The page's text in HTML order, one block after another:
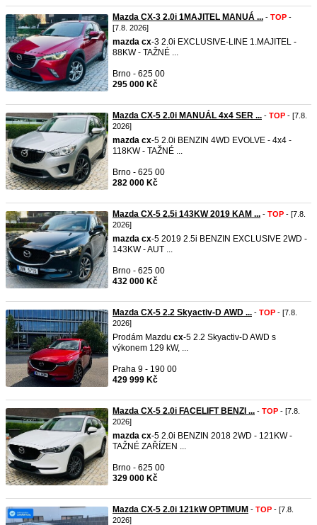
Mazda CX-3 2.0i 1MAJITEL MANUÁ ... - TOP -
[7.8. 2026]
mazda cx-3 2.0i EXCLUSIVE-LINE 1.MAJITEL -
88KW - TAŽNÉ ...
Brno - 625 00
295 000 Kč
Mazda CX-5 2.0i MANUÁL 4x4 SER ... - TOP - [7.8.
2026]
mazda cx-5 2.0i BENZIN 4WD EVOLVE - 4x4 -
118KW - TAŽNÉ ...
Brno - 625 00
282 000 Kč
Mazda CX-5 2.5i 143KW 2019 KAM ... - TOP - [7.8.
2026]
mazda cx-5 2019 2.5i BENZIN EXCLUSIVE 2WD -
143KW - AUT ...
Brno - 625 00
432 000 Kč
Mazda CX-5 2.2 Skyactiv-D AWD ... - TOP - [7.8.
2026]
Prodám Mazdu cx-5 2.2 Skyactiv-D AWD s
výkonem 129 kW, ...
Praha 9 - 190 00
429 999 Kč
Mazda CX-5 2.0i FACELIFT BENZI ... - TOP - [7.8.
2026]
mazda cx-5 2.0i BENZIN 2018 2WD - 121KW -
TAŽNÉ ZAŘÍZEN ...
Brno - 625 00
329 000 Kč
Mazda CX-5 2.0i 121kW OPTIMUM - TOP - [7.8.
2026]